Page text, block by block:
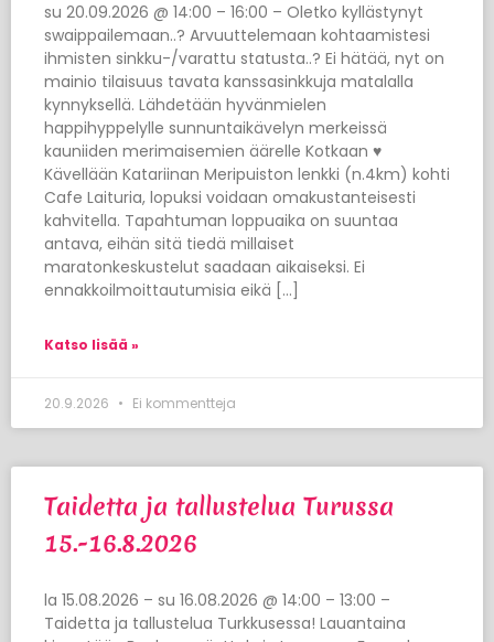
su 20.09.2026 @ 14:00 – 16:00 – Oletko kyllästynyt
swaippailemaan..? Arvuuttelemaan kohtaamistesi
ihmisten sinkku-/varattu statusta..? Ei hätää, nyt on
mainio tilaisuus tavata kanssasinkkuja matalalla
kynnyksellä. Lähdetään hyvänmielen
happihyppelylle sunnuntaikävelyn merkeissä
kauniiden merimaisemien äärelle Kotkaan ♥
Kävellään Katariinan Meripuiston lenkki (n.4km) kohti
Cafe Laituria, lopuksi voidaan omakustanteisesti
kahvitella. Tapahtuman loppuaika on suuntaa
antava, eihän sitä tiedä millaiset
maratonkeskustelut saadaan aikaiseksi. Ei
ennakkoilmoittautumisia eikä […]
Katso lisää »
20.9.2026 Ei kommentteja
Taidetta ja tallustelua Turussa
15.-16.8.2026
la 15.08.2026 – su 16.08.2026 @ 14:00 – 13:00 –
Taidetta ja tallustelua Turkkusessa! Lauantaina